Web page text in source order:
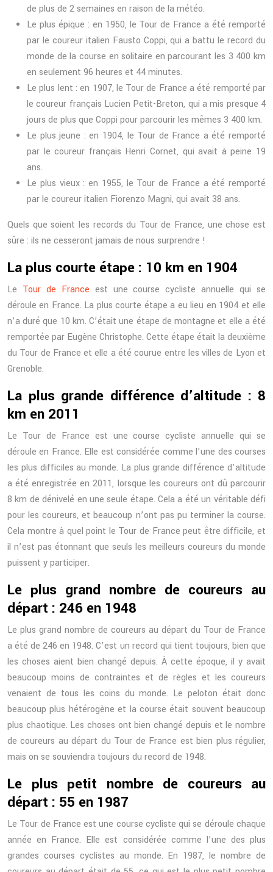
de plus de 2 semaines en raison de la météo.
Le plus épique : en 1950, le Tour de France a été remporté
par le coureur italien Fausto Coppi, qui a battu le record du
monde de la course en solitaire en parcourant les 3 400 km
en seulement 96 heures et 44 minutes.
Le plus lent : en 1907, le Tour de France a été remporté par
le coureur français Lucien Petit-Breton, qui a mis presque 4
jours de plus que Coppi pour parcourir les mêmes 3 400 km.
Le plus jeune : en 1904, le Tour de France a été remporté
par le coureur français Henri Cornet, qui avait à peine 19
ans.
Le plus vieux : en 1955, le Tour de France a été remporté
par le coureur italien Fiorenzo Magni, qui avait 38 ans.
Quels que soient les records du Tour de France, une chose est
sûre : ils ne cesseront jamais de nous surprendre !
La plus courte étape : 10 km en 1904
Le Tour de France est une course cycliste annuelle qui se
déroule en France. La plus courte étape a eu lieu en 1904 et elle
n’a duré que 10 km. C’était une étape de montagne et elle a été
remportée par Eugène Christophe. Cette étape était la deuxième
du Tour de France et elle a été courue entre les villes de Lyon et
Grenoble.
La plus grande différence d’altitude : 8
km en 2011
Le Tour de France est une course cycliste annuelle qui se
déroule en France. Elle est considérée comme l’une des courses
les plus difficiles au monde. La plus grande différence d’altitude
a été enregistrée en 2011, lorsque les coureurs ont dû parcourir
8 km de dénivelé en une seule étape. Cela a été un véritable défi
pour les coureurs, et beaucoup n’ont pas pu terminer la course.
Cela montre à quel point le Tour de France peut être difficile, et
il n’est pas étonnant que seuls les meilleurs coureurs du monde
puissent y participer.
Le plus grand nombre de coureurs au
départ : 246 en 1948
Le plus grand nombre de coureurs au départ du Tour de France
a été de 246 en 1948. C’est un record qui tient toujours, bien que
les choses aient bien changé depuis. À cette époque, il y avait
beaucoup moins de contraintes et de règles et les coureurs
venaient de tous les coins du monde. Le peloton était donc
beaucoup plus hétérogène et la course était souvent beaucoup
plus chaotique. Les choses ont bien changé depuis et le nombre
de coureurs au départ du Tour de France est bien plus régulier,
mais on se souviendra toujours du record de 1948.
Le plus petit nombre de coureurs au
départ : 55 en 1987
Le Tour de France est une course cycliste qui se déroule chaque
année en France. Elle est considérée comme l’une des plus
grandes courses cyclistes au monde. En 1987, le nombre de